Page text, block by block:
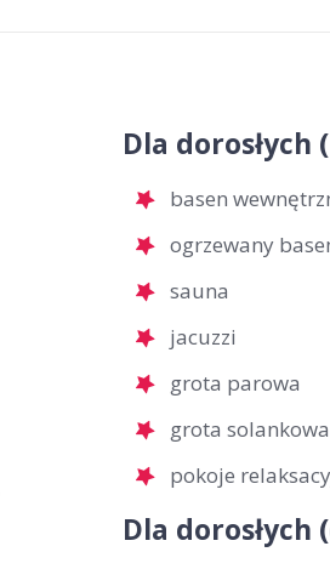
Dla dorosłych
basen
ogrzewany
sauna
jacuzzi
grota parowa
grota solankowa
pokoje
Dla dorosłych